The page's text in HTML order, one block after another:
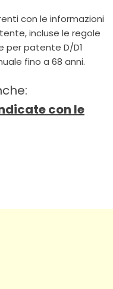
con le informazioni
incluse le regole
per patente D/D1
fino a 68 anni.
con le